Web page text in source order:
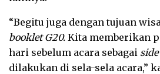
“Begitu juga dengan tujuan
booklet G20. Kita memberikan
hari sebelum acara sebagai
dilakukan di sela-sela acara,”